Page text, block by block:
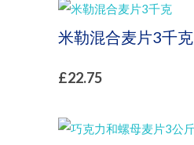
米勒混合麦片3千克
£22.75